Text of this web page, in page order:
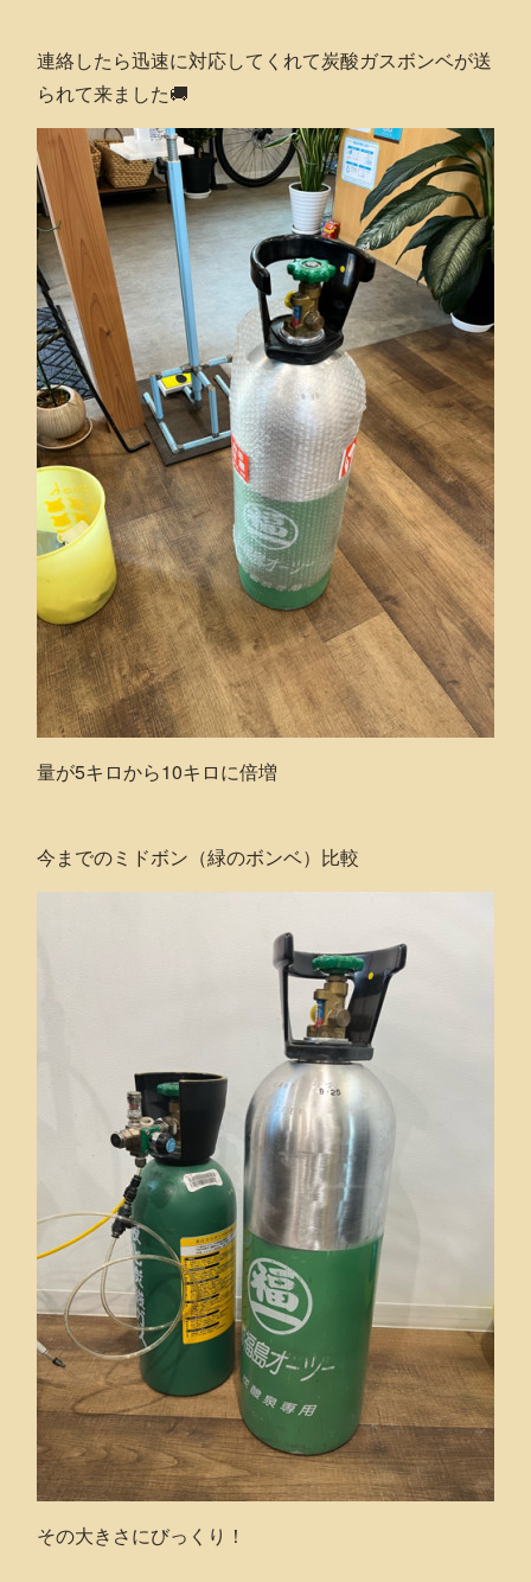
連絡したら迅速に対応してくれて炭酸ガスボンベが送
られて来ました🚚
量が5キロから10キロに倍増
今までのミドボン（緑のボンベ）比較
その大きさにびっくり！